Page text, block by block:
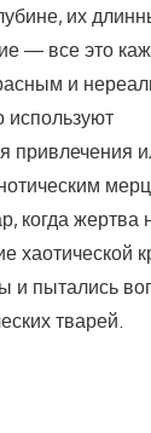
их
— все это
и
используют
когда
хаотической
и пытались
тварей.